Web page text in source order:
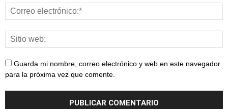
Guarda mi nombre, correo electrónico y web en este navegador
para la próxima vez que comente.